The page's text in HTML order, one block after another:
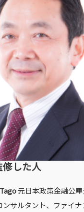
した人
元日本政策金融公
ンサルタント、ファイ